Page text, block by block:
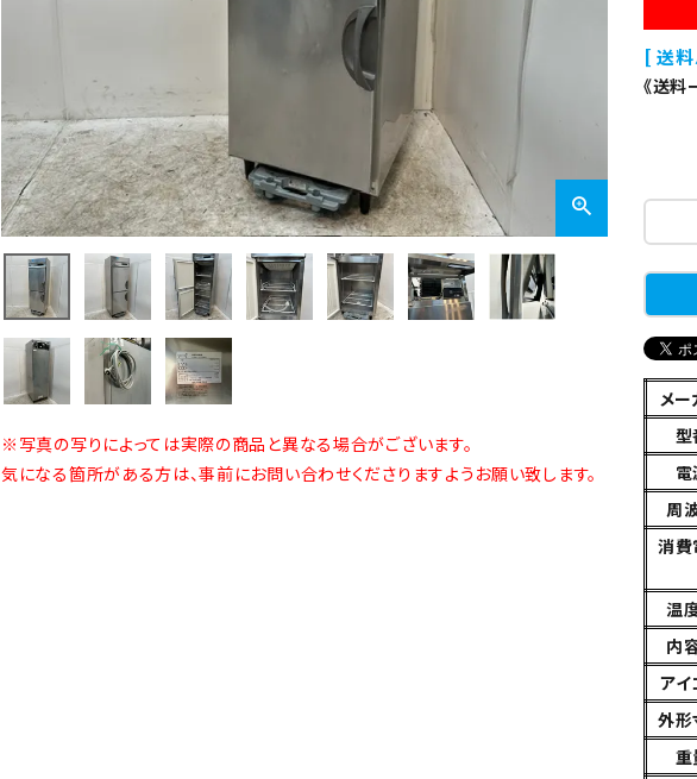
※写真の写りによっては実際の商品と異なる場合がございます。
気になる箇所がある方は、事前にお問い合わせくださりますようお願い致します。
送
《送料
メ
型
電
周
消費
温
内
アイ
外形
重